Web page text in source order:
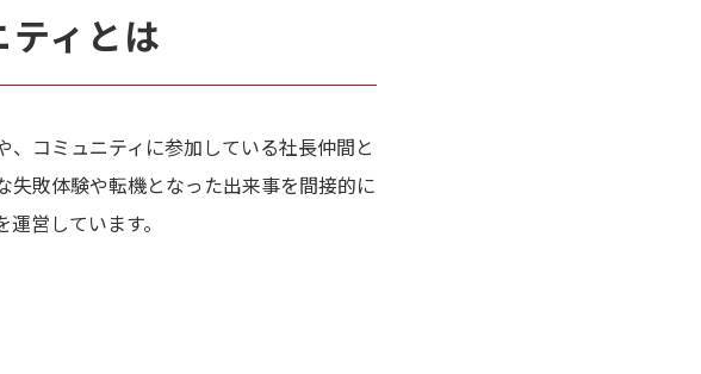
ィとは
コミュニティに参加している社長仲間と
敗体験や転機となった出来事を間接的に
営しています。